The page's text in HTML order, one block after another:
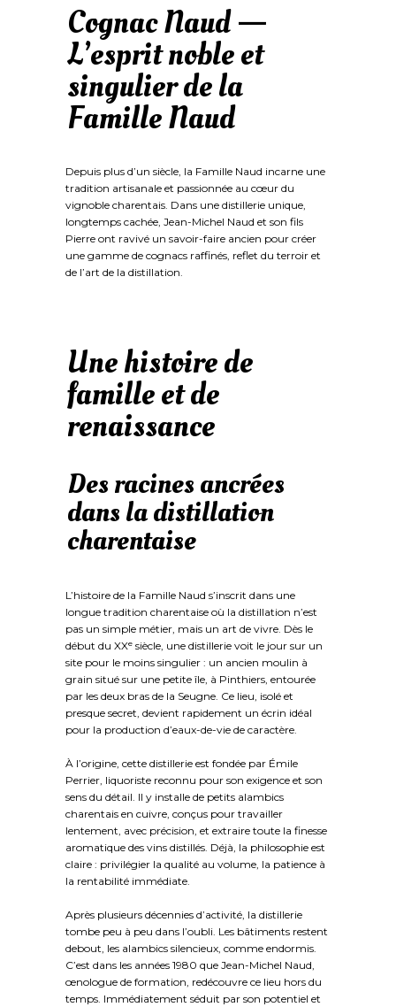
Cognac Naud —
L’esprit noble et
singulier de la
Famille Naud
Depuis plus d’un siècle, la Famille Naud incarne une
tradition artisanale et passionnée au cœur du
vignoble charentais. Dans une distillerie unique,
longtemps cachée, Jean-Michel Naud et son fils
Pierre ont ravivé un savoir-faire ancien pour créer
une gamme de cognacs raffinés, reflet du terroir et
de l’art de la distillation.
Une histoire de
famille et de
renaissance
Des racines ancrées
dans la distillation
charentaise
L’histoire de la Famille Naud s’inscrit dans une
longue tradition charentaise où la distillation n’est
pas un simple métier, mais un art de vivre. Dès le
début du XXᵉ siècle, une distillerie voit le jour sur un
site pour le moins singulier : un ancien moulin à
grain situé sur une petite île, à Pinthiers, entourée
par les deux bras de la Seugne. Ce lieu, isolé et
presque secret, devient rapidement un écrin idéal
pour la production d’eaux-de-vie de caractère.
À l’origine, cette distillerie est fondée par Émile
Perrier, liquoriste reconnu pour son exigence et son
sens du détail. Il y installe de petits alambics
charentais en cuivre, conçus pour travailler
lentement, avec précision, et extraire toute la finesse
aromatique des vins distillés. Déjà, la philosophie est
claire : privilégier la qualité au volume, la patience à
la rentabilité immédiate.
Après plusieurs décennies d’activité, la distillerie
tombe peu à peu dans l’oubli. Les bâtiments restent
debout, les alambics silencieux, comme endormis.
C’est dans les années 1980 que Jean-Michel Naud,
œnologue de formation, redécouvre ce lieu hors du
temps. Immédiatement séduit par son potentiel et